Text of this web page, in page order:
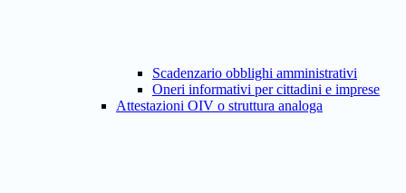
Scadenzario obblighi amministrativi
Oneri informativi per cittadini e imprese
Attestazioni OIV o struttura analoga